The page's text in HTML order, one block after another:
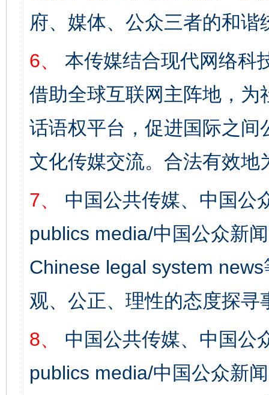
府、媒体、公众三者的和谐
6、
本传媒结合现代网络科
借助全球互联网主阵地，
话语权平台，促进国际之
文化传媒交流。合法有效地
7、
中国公共传媒、中国公
publics media/中国公众新
Chinese legal system
观、公正、理性的态度探寻
8、
中国公共传媒、中国公
publics media/中国公众新